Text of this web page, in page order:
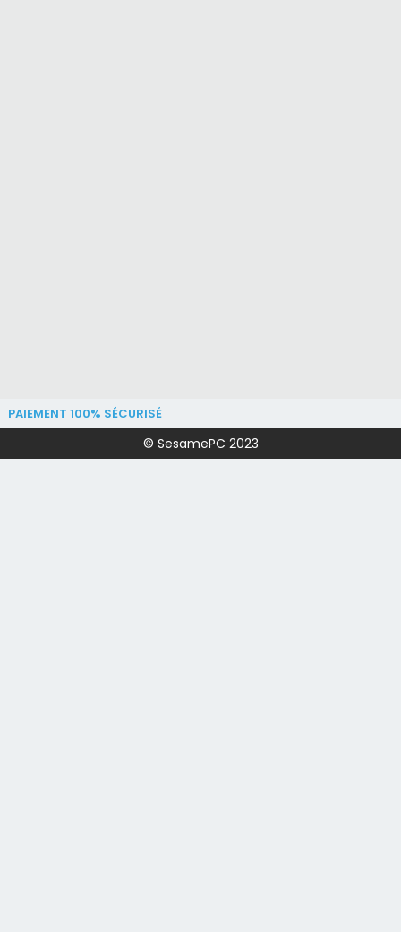
PAIEMENT 100% SÉCURISÉ
© SesamePC 2023